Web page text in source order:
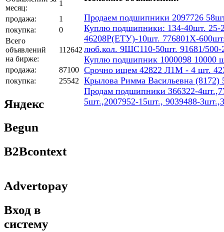
месяц:
1
продажа:
1
покупка:
0
Всего
объявлений
на бирже:
112642
продажа:
87100
покупка:
25542
Яндекс
Begun
B2Bcontext
Advertopay
Вход в
систему
Продаем подшипники 2097726
Куплю подшипники: 134-40шт.
46208Р(ЕТУ)-10шт. 776801Х-
люб.кол. 9ШС110-50шт. 91681/500-
Куплю подшипник 1000098 10000
Срочно ищем 42822 Л1М - 4 шт.
Крылова Римма Васильевна (8172)
Продам подшипники 366322-
5шт.,2007952-15шт., 9039488-